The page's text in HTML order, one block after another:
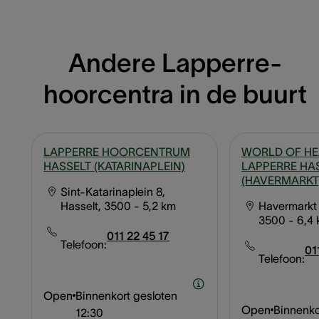
Andere Lapperre-
hoorcentra in de buurt
LAPPERRE HOORCENTRUM
HASSELT (KATARINAPLEIN)
Sint-Katarinaplein 8,
Hasselt, 3500 - 5,2 km
Telefoon:
011 22 45 17
Open Binnenkort gesloten
12:30
WORLD OF
LAPPERRE
3500 - 6,4
Telefoon:
Open